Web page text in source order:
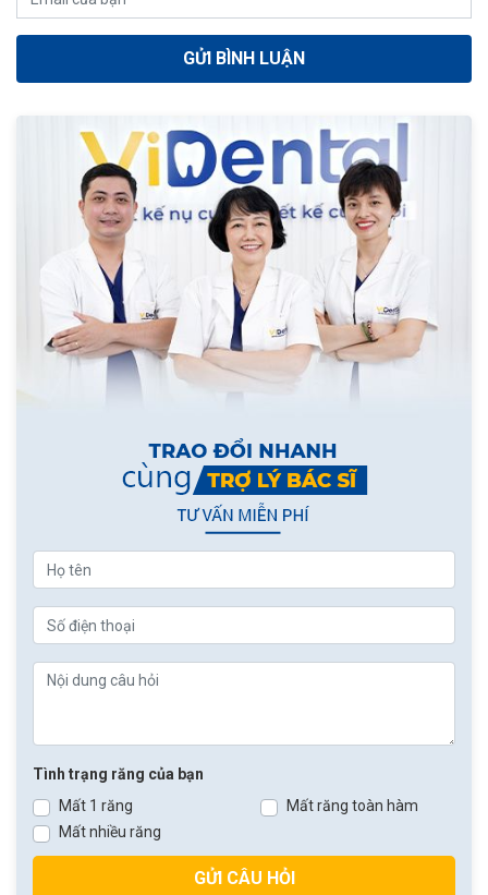
Tình trạng răng của bạn
Mất 1 răng
Mất nhiều răng
Mất răng toàn hàm
GỬI CÂU HỎI